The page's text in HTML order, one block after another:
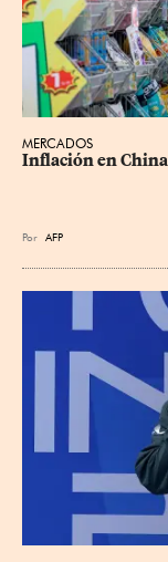
MERCADOS
Inflación en
Por AFP